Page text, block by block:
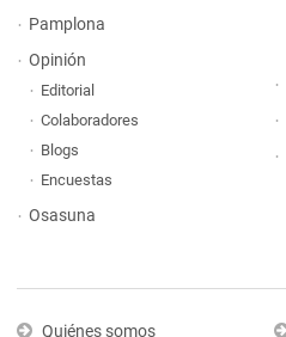
Pamplona
Opinión
Editorial
Colaboradores
Blogs
Encuestas
Osasuna
Quiénes somos